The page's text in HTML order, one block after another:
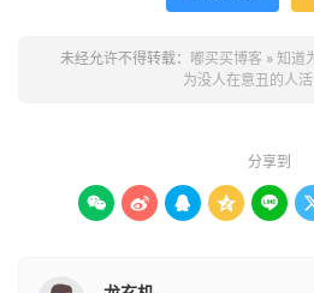
未经允许不得转载： 嘟买买博客 » 知道
为没人在意丑的人活
分享到
    